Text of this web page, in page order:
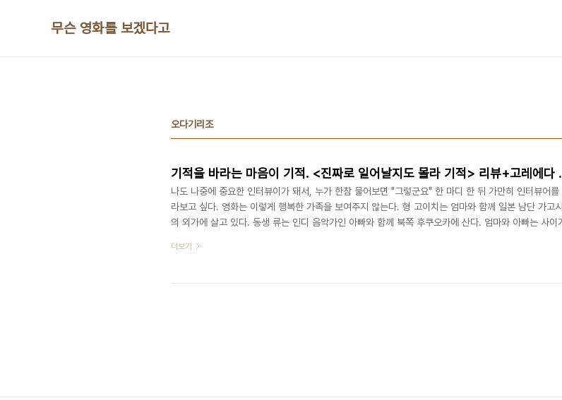
무슨 영화를 보겠다고
오다기리조
기적을 바라는 마
나도 나중에 중요한 인터뷰이가 돼서, 누가 한참 물어보면 "그렇군요" 한 마디 한 뒤 가만히 인터뷰어를
라보고 싶다. 영화는 이렇게 행복한 가족을 보여주지 않는다. 형 고이치는 엄마와 함께 일본 남단 가고
의 외가에 살고 있다. 동생 류는 인디 음악가인 아빠와 함께 북쪽 후쿠오카에 산다. 엄마와 아빠는 사이
가족이 뭉칠 수 있다고 생각한다. 규슈 지방에 신칸센 고속열차가 개통된다. 아이들 사이에는 반대편에서
의 친구들은 각자의 소원을 품은 채 기차가 마주치는 장소를 찾아나선다. 고레에다 히로카쓰..
더보기